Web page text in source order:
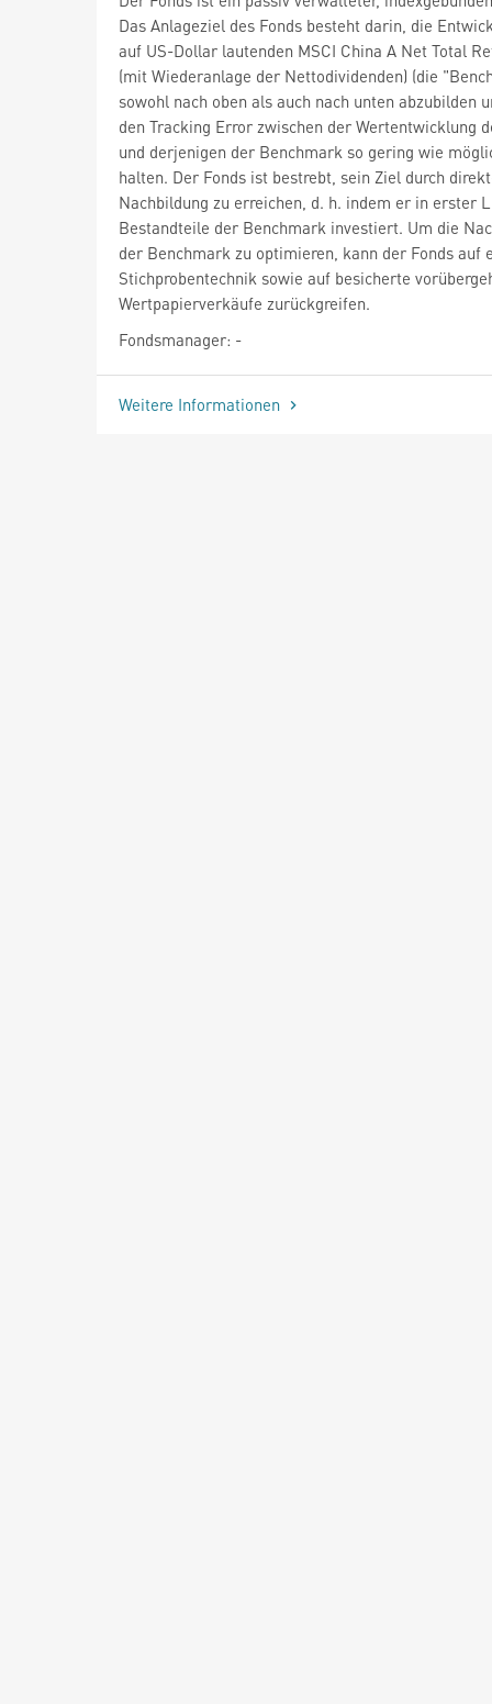
Das Anlageziel des Fonds besteht darin, die
auf US-Dollar lautenden MSCI China A Net Total
(mit Wiederanlage der Nettodividenden) (die
sowohl nach oben als auch nach unten abzubilden
den Tracking Error zwischen der Wertentwicklung
und derjenigen der Benchmark so gering wie
halten. Der Fonds ist bestrebt, sein Ziel durch
Nachbildung zu erreichen, d. h. indem er in erster
Bestandteile der Benchmark investiert. Um die
der Benchmark zu optimieren, kann der Fonds auf
Stichprobentechnik sowie auf besicherte
Wertpapierverkäufe zurückgreifen.
Fondsmanager: -
Weitere Informationen